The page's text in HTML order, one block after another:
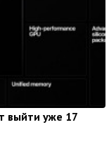
выйти уже 17